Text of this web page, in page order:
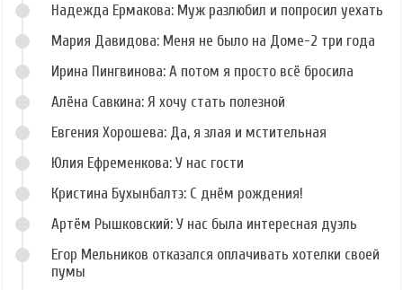
Надежда Ермакова: Муж разлюбил и попросил уехать
Мария Давидова: Меня не было на Доме-2 три года
Ирина Пингвинова: А потом я просто всё бросила
Алёна Савкина: Я хочу стать полезной
Евгения Хорошева: Да, я злая и мстительная
Юлия Ефременкова: У нас гости
Кристина Бухынбалтэ: С днём рождения!
Артём Рышковский: У нас была интересная дуэль
Егор Мельников отказался оплачивать хотелки своей
пумы